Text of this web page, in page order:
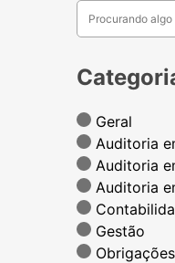
Geral
Auditoria
Auditoria
Auditoria
Gestão